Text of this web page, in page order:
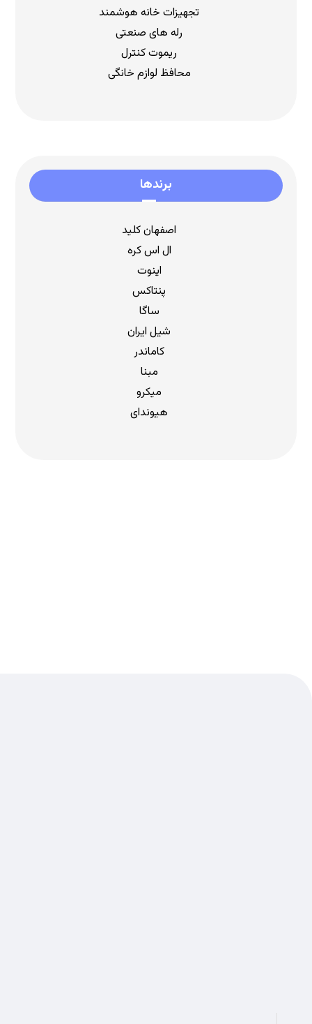
تجهیزات خانه هوشمند
رله های صنعتی
ریموت کنترل
محافظ لوازم خانگی
برندها
اصفهان کلید
ال اس کره
اینوت
پنتاکس
ساگا
شیل ایران
کاماندر
مبنا
میکرو
هیوندای